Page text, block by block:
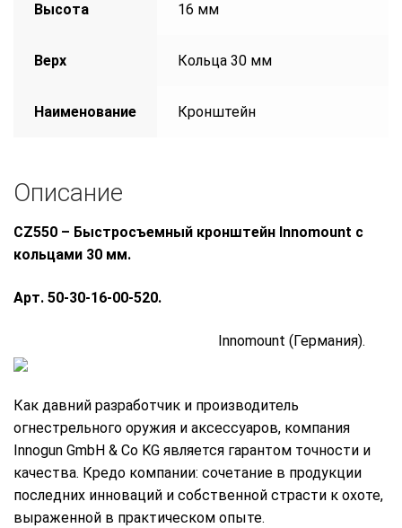
Высота 16 мм
Верх Кольца 30 мм
Наименование Кронштейн
Описание
CZ550 – Быстросъемный кронштейн Innomount с
кольцами 30 мм.
Арт. 50-30-16-00-520.
Innomount (Германия).
Как давний разработчик и производитель
огнестрельного оружия и аксессуаров, компания
Innogun GmbH & Co KG является гарантом точности и
качества. Кредо компании: сочетание в продукции
последних инноваций и собственной страсти к охоте,
выраженной в практическом опыте.